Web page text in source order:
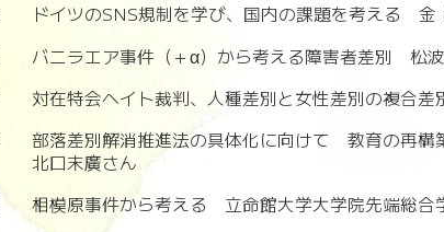
ドイツのSNS規制を学び、国内の課題を考える 金
バニラエア事件（＋α）から考える障害者差別 松
対在特会ヘイト裁判、人種差別と女性差別の複合
部落差別解消推進法の具体化に向けて 教育の再
北口末廣さん
相模原事件から考える 立命館大学大学院先端総